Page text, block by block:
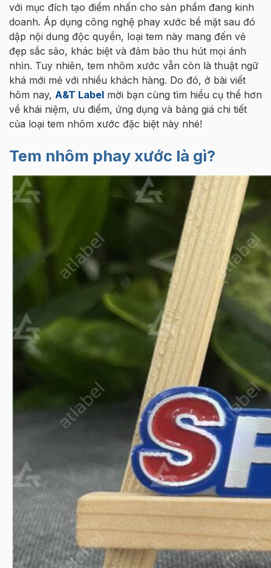
với mục đích tạo điểm nhấn cho sản phẩm đang kinh
doanh. Áp dụng công nghệ phay xước bề mặt sau đó
dập nội dung độc quyền, loại tem này mang đến vẻ
đẹp sắc sảo, khác biệt và đảm bảo thu hút mọi ánh
nhìn. Tuy nhiên, tem nhôm xước vẫn còn là thuật ngữ
khá mới mẻ với nhiều khách hàng. Do đó, ở bài viết
hôm nay, A&T Label mời bạn cùng tìm hiểu cụ thể hơn
về khái niệm, ưu điểm, ứng dụng và bảng giá chi tiết
của loại tem nhôm xước đặc biệt này nhé!
Tem nhôm phay xước là gì?